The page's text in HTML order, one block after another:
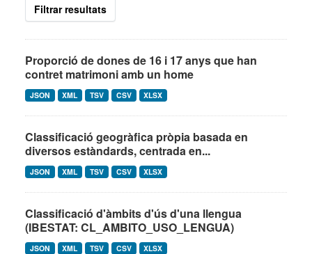
Filtrar resultats
Proporció de dones de 16 i 17 anys que han
contret matrimoni amb un home
JSON XML TSV CSV XLSX
Classificació geogràfica pròpia basada en
diversos estàndards, centrada en...
JSON XML TSV CSV XLSX
Classificació d'àmbits d'ús d'una llengua
(IBESTAT: CL_AMBITO_USO_LENGUA)
JSON XML TSV CSV XLSX